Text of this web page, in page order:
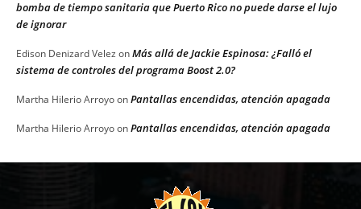
bomba de tiempo sanitaria que Puerto Rico no puede darse el lujo
de ignorar
Edison Denizard Velez onMás allá de Jackie Espinosa: ¿Falló el
sistema de controles del programa Boost 2.0?
Martha Hilerio ArroyoonPantallas encendidas, atención apagada
Martha Hilerio ArroyoonPantallas encendidas, atención apagada